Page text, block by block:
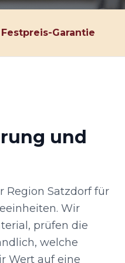
Festpreis-Garantie
und
Region Satzdorf für
Wir
prüfen die
welche
Wert auf eine